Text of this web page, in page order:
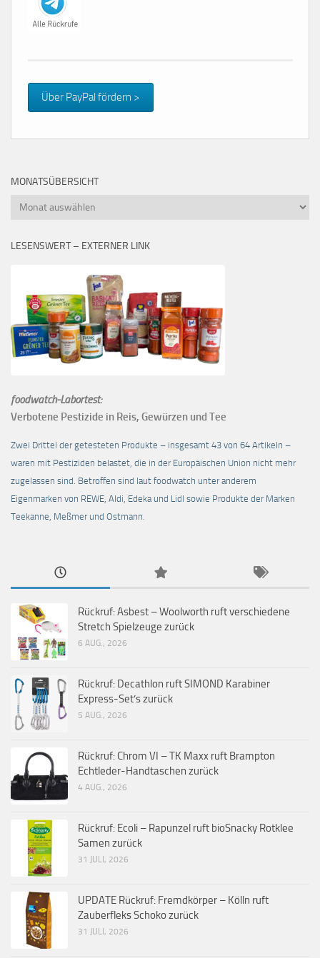
Über PayPal fördern >
MONATSÜBERSICHT
Monatsübersicht
LESENSWERT – EXTERNER LINK
foodwatch-Labortest:
Verbotene Pestizide in Reis, Gewürzen und Tee
Zwei Drittel der getesteten Produkte – insgesamt 43 von 64 Artikeln –
waren mit Pestiziden belastet, die in der Europäischen Union nicht mehr
zugelassen sind. Betroffen sind laut foodwatch unter anderem
Eigenmarken von REWE, Aldi, Edeka und Lidl sowie Produkte der Marken
Teekanne, Meßmer und Ostmann.
Rückruf: Asbest – Woolworth ruft verschiedene
Stretch Spielzeuge zurück
6 AUG., 2026
Rückruf: Decathlon ruft SIMOND Karabiner
Express-Set’s zurück
5 AUG., 2026
Rückruf: Chrom VI – TK Maxx ruft Brampton
Echtleder-Handtaschen zurück
4 AUG., 2026
Rückruf: Ecoli – Rapunzel ruft bioSnacky Rotklee
Samen zurück
31 JULI, 2026
UPDATE Rückruf: Fremdkörper – Kölln ruft
Zauberfleks Schoko zurück
31 JULI, 2026